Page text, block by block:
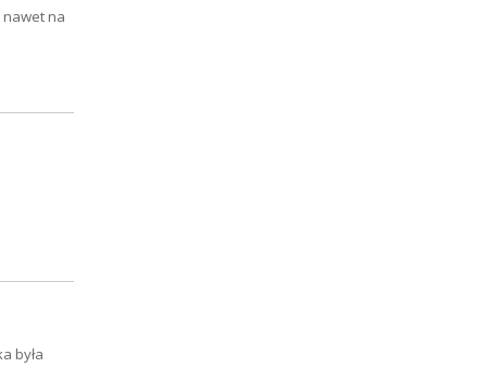
nawet na
była